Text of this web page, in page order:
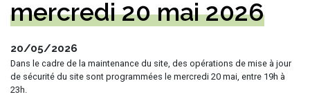
mercredi 20 mai 2026
20/05/2026
Dans le cadre de la maintenance du site, des opérations de mise à jour
de sécurité du site sont programmées le mercredi 20 mai, entre 19h à
23h.